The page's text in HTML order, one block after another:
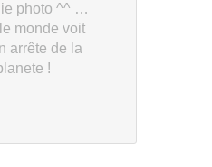
photo ^^ …
monde voit
arrête de la
!